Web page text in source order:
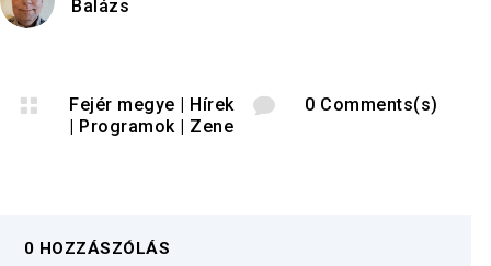
Balázs
 Fejér megye
Hírek
Programok| Zene
 0 Comments(s)
0 HOZZÁSZÓLÁS